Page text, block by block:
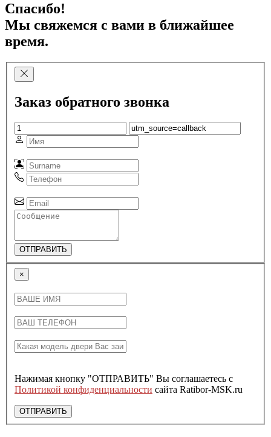
Спасибо!
Мы свяжемся с вами в ближайшее
время.
Заказ обратного звонка
ОТПРАВИТЬ
×
Нажимая кнопку "ОТПРАВИТЬ" Вы соглашаетесь с
Политикой конфиденциальности сайта Ratibor-MSK.ru
ОТПРАВИТЬ